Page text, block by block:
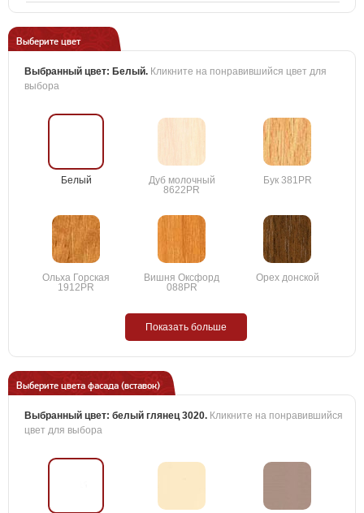
Выберите цвет
Выбранный цвет: Белый. Кликните на понравившийся цвет для
выбора
Белый
Дуб молочный
8622PR
Бук 381PR
Ольха Горская
1912PR
Вишня Оксфорд
088PR
Орех донской
Показать больше
Выберите цвета фасада (вставок)
Выбранный цвет: белый глянец 3020. Кликните на понравившийся
цвет для выбора